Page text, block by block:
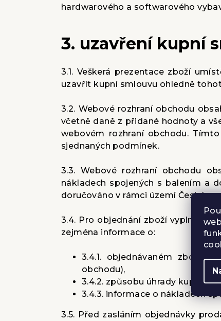
hardwarového a softwarového
3. uzavření kupní
3.1. Veškerá prezentace zboží
uzavřít kupní smlouvu ohledně
3.2. Webové rozhraní obchodu
včetně daně z přidané hodnoty a
webovém rozhraní obchodu.
sjednaných podmínek.
3.3. Webové rozhraní obchodu
nákladech spojených s balením a
doručováno v rámci území České
3.4. Pro objednání zboží vyplní
zejména informace o:
3.4.1. objednávaném zboží
obchodu),
3.4.2. způsobu úhrady kupní
3.4.3. informace o nákladech
3.5. Před zasláním objednávky